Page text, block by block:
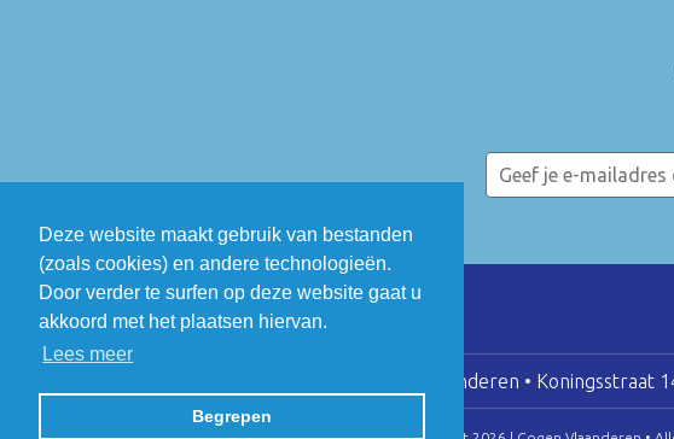
Deze website maakt gebruik van bestanden
(zoals cookies) en andere technologieën.
Door verder te surfen op deze website gaat u
akkoord met het plaatsen hiervan.
Lees meer
Begrepen
COGEN Vlaanderen • Koningsstraat